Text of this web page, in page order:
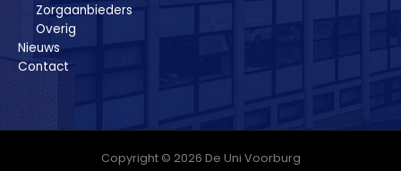
Zorgaanbieders
Overig
Nieuws
Contact
Copyright © 2026 De Uni Voorburg